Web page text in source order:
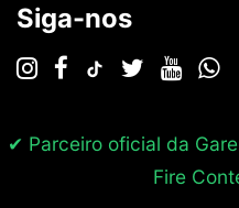
Siga-nos
✔ Parceiro oficial da
Fire